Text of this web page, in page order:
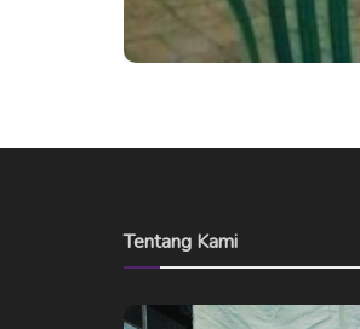
Tentang Kami